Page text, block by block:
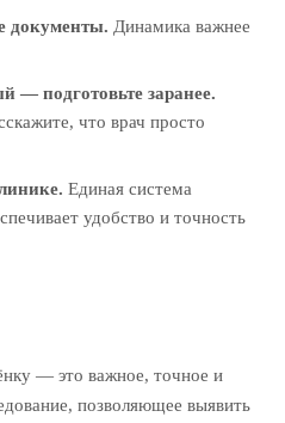
документы. Динамика важнее
— подготовьте заранее.
что врач просто
Единая система
удобство и точность
— это важное, точное и
позволяющее выявить